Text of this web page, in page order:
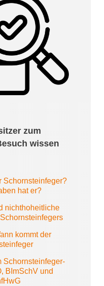
zum
wissen
Schornsteinfeger?
hat er?
nichthoheitliche
kommt der
Schornsteinfeger-
BImSchV und